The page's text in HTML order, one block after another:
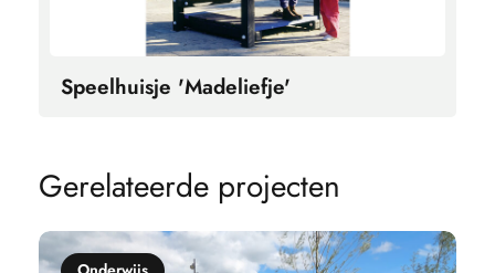
Speelhuisje 'Madeliefje'
Gerelateerde projecten